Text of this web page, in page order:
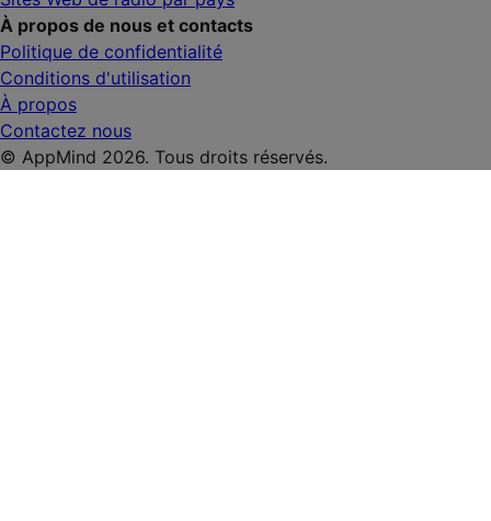
À propos de nous et contacts
Politique de confidentialité
Conditions d'utilisation
À propos
Contactez nous
© AppMind 2026. Tous droits réservés.